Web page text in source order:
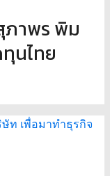
ภาพร พิม
นไทย